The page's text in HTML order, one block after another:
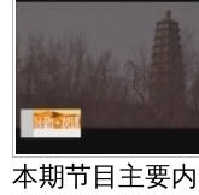
本期节目主要